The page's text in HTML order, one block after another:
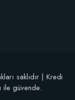
saklıdır | Kredi
ile güvende.